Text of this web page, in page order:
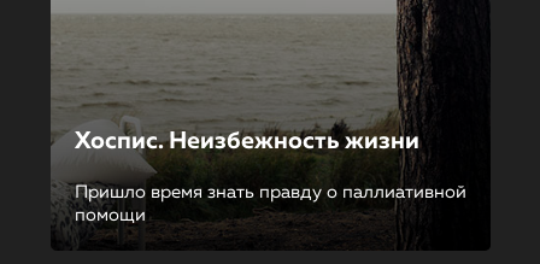
Хоспис. Неизбежность жизни
Пришло время знать правду о паллиативной
помощи